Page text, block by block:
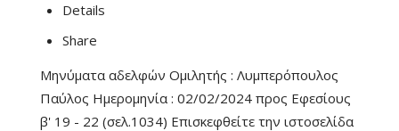
Details
Share
Μηνύματα αδελφών Ομιλητής : Λυμπερόπουλος
Παύλος Ημερομηνία : 02/02/2024 προς Εφεσίους
β' 19 - 22 (σελ.1034) Επισκεφθείτε την ιστοσελίδα